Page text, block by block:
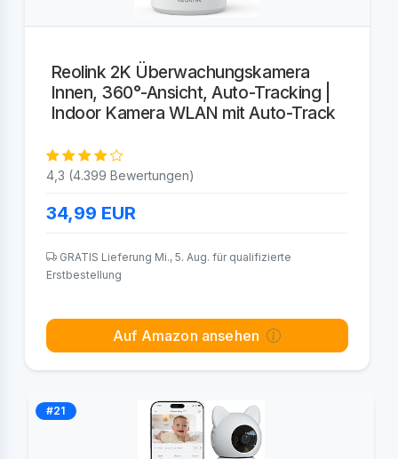
Reolink 2K Überwachungskamera
Innen, 360°-Ansicht, Auto-Tracking |
Indoor Kamera WLAN mit Auto-Track
4,3 (4.399 Bewertungen)
34,99 EUR
GRATIS Lieferung Mi., 5. Aug. für qualifizierte
Erstbestellung
Auf Amazon ansehen
#21